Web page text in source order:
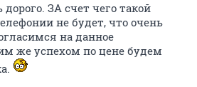
дорого. ЗА счет чего такой
не будет, что очень
на данное
же успехом по цене будем